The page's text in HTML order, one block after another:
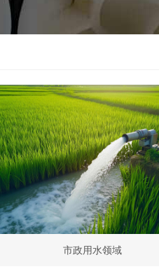
市政用水领域